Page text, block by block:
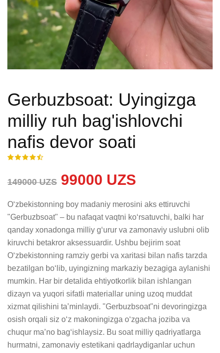
Gerbuzbsoat: Uyingizga
milliy ruh bag'ishlovchi
nafis devor soati
149000 UZS 99000 UZS
Oʻzbekistonning boy madaniy merosini aks ettiruvchi
"Gerbuzbsoat" – bu nafaqat vaqtni koʻrsatuvchi, balki har
qanday xonadonga milliy gʻurur va zamonaviy uslubni olib
kiruvchi betakror aksessuardir. Ushbu bejirim soat
Oʻzbekistonning ramziy gerbi va xaritasi bilan nafis tarzda
bezatilgan boʻlib, uyingizning markaziy bezagiga aylanishi
mumkin. Har bir detalida ehtiyotkorlik bilan ishlangan
dizayn va yuqori sifatli materiallar uning uzoq muddat
xizmat qilishini taʼminlaydi. "Gerbuzbsoat"ni devoringizga
osish orqali siz oʻz makoningizga oʻzgacha joziba va
chuqur maʼno bagʻishlaysiz. Bu soat milliy qadriyatlarga
hurmatni, zamonaviy estetikani qadrlaydiganlar uchun